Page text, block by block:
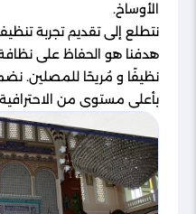
الأوساخ.
نتطلع إلى تقديم تجربة
هدفنا هو الحفاظ على
نظيفًا و مُريحًا للمصلين.
بأعلى مستوى من